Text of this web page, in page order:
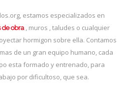
estamos especializados en
de obra, muros , taludes o cualquier
hormigon sobre ella. Contamos
de un gran equipo humano, cada
esta formado y entrenado, para
por dificultoso, que sea.